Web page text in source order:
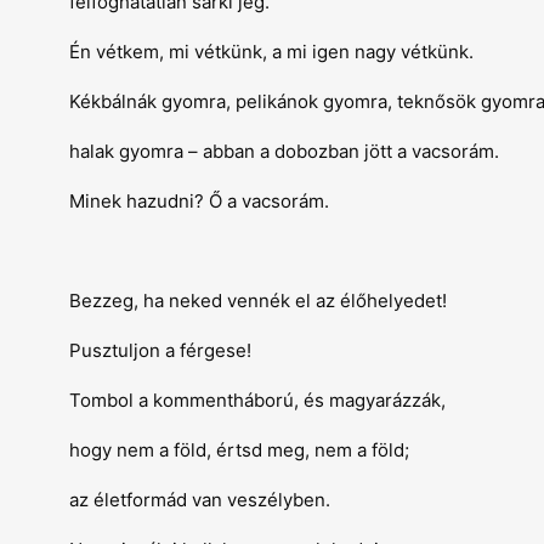
Én vétkem, mi vétkünk, a mi igen nagy vétkünk.
Kékbálnák gyomra, pelikánok gyomra, teknősök
halak gyomra – abban a dobozban jött a vacsorám.
Minek hazudni? Ő a vacsorám.
Bezzeg, ha neked vennék el az élőhelyedet!
Pusztuljon a férgese!
Tombol a kommentháború, és magyarázzák,
hogy nem a föld, értsd meg, nem a föld;
az életformád van veszélyben.